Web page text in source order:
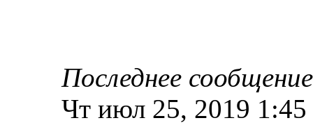
Последнее сообщение
Чт июл 25, 2019 1:45